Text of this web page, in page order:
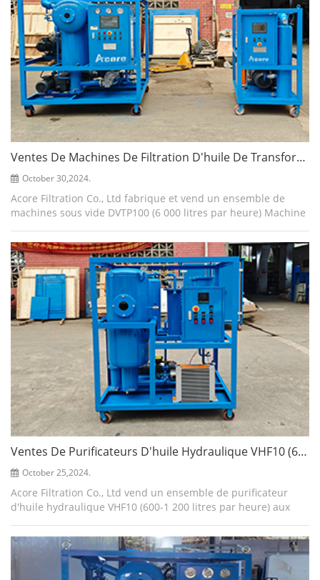
Ventes De Machines De Filtration D'huile De Transformateur DVTP100 (6 000 L/H) Et De Pompes À Vide VPS1000 Au Pérou
October 30,2024.
Acore Filtration Co., Ltd fabrique et vend un ensemble de
machines sous vide DVTP100 (6 000 litres par heure) Machine
VPS1000 (1 000 m3/h ) sy...
Ventes De Purificateurs D'huile Hydraulique VHF10 (600 L/H) Aux Philippines
October 25,2024.
Acore Filtration Co., Ltd vend un ensemble de purificateur
d'huile hydraulique VHF10 (600-1 200 litres par heure) aux
hydrauliques, l'huile hydraul...